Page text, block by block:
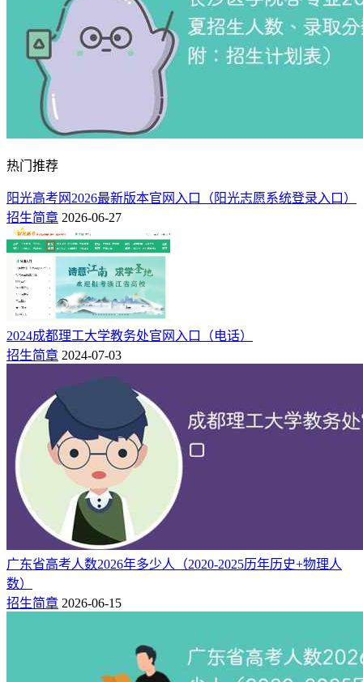
热门推荐
阳光高考网2026最新版本官网入口（阳光志愿系统登录入口）
招生简章 2026-06-27
​2024成都理工大学教务处官网入口（电话）
招生简章 2024-07-03
广东省高考人数2026年多少人（2020-2025历年历史+物理人
数）
招生简章 2026-06-15